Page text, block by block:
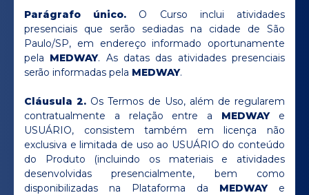
Parágrafo único. O Curso inclui atividades
presenciais que serão sediadas na cidade de São
Paulo/SP, em endereço informado oportunamente
pela MEDWAY. As datas das atividades presenciais
serão informadas pela MEDWAY.
Cláusula 2. Os Termos de Uso, além de regularem
contratualmente a relação entre a MEDWAY e
USUÁRIO, consistem também em licença não
exclusiva e limitada de uso ao USUÁRIO do conteúdo
do Produto (incluindo os materiais e atividades
desenvolvidas presencialmente, bem como
disponibilizadas na Plataforma da MEDWAYe